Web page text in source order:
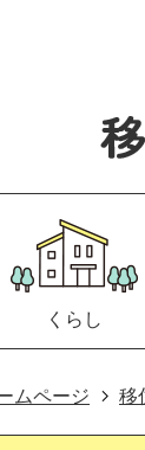
くらし
ムページ 移